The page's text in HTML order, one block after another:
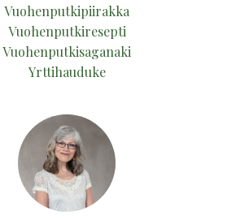
Vuohenputkipiirakka
Vuohenputkiresepti
Vuohenputkisaganaki
Yrttihauduke